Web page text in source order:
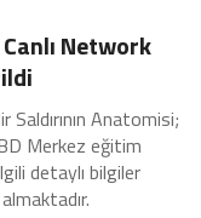
Network
Anatomisi;
Merkez eğitim
detaylı bilgiler